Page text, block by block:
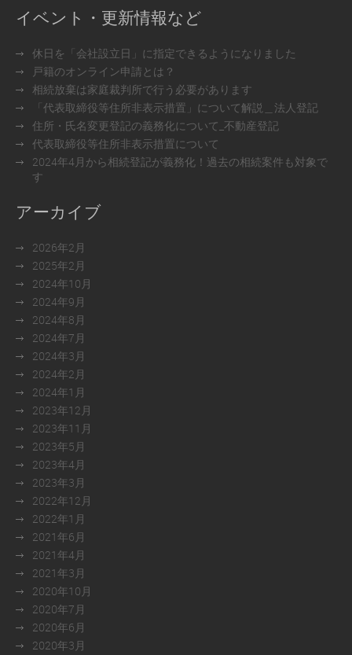
イベント・更新情報など
休日を「会社設立日」に指定できるようになりました
戸籍のオンライン申請とは？
相続放棄は家庭裁判所で行う必要があります
「代表取締役等住所非表示措置」について解説＿法人登記
住所・氏名変更登記の義務化について_不動産登記
代表取締役等住所非表示措置について
2024年4月から相続登記が義務化！過去の相続案件も対象で
す
アーカイブ
2026年2月
2025年2月
2024年10月
2024年9月
2024年8月
2024年7月
2024年3月
2024年2月
2024年1月
2023年12月
2023年11月
2023年5月
2023年4月
2023年3月
2022年12月
2022年1月
2021年6月
2021年4月
2021年3月
2020年10月
2020年7月
2020年6月
2020年3月